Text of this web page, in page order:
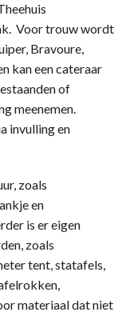
Voor trouw wordt
Bravoure,
kan een cateraar
of
meenemen.
invulling en
zoals
en
is er eigen
zoals
tent, statafels,
materiaal dat niet